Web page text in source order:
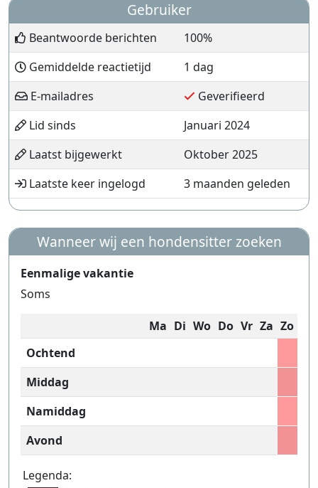
Gebruiker
Beantwoorde berichten
100%
Gemiddelde reactietijd
1 dag
E-mailadres
Geverifieerd
Lid sinds
Januari 2024
Laatst bijgewerkt
Oktober 2025
Laatste keer ingelogd
3 maanden geleden
Wanneer wij een hondensitter zoeken
Eenmalige vakantie
Soms
Ma Di Wo Do Vr Za Zo
Ochtend
Middag
Namiddag
Avond
Legenda: